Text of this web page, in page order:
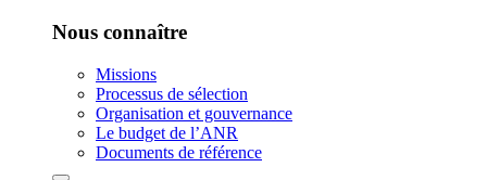
Nous connaître
Missions
Processus de sélection
Organisation et gouvernance
Le budget de l’ANR
Documents de référence